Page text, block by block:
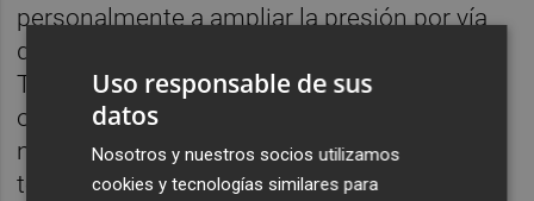
personalmente a ampliar la presión por vía
diplomática sobre el Ministerio para la
Transición Ecológica para que ejecute las
obras de regeneración y protección
necesarias que eviten que nuevos
temporales continúen haciendo avanzar la
Uso responsable de sus
datos
Nosotros y nuestros socios utilizamos
cookies y tecnologías similares para